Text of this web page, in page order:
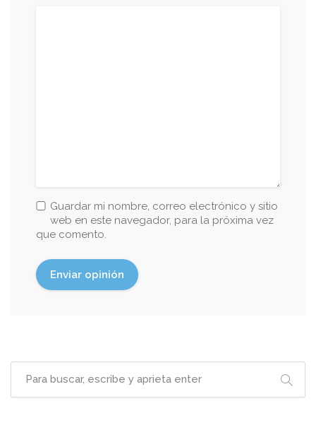
Guardar mi nombre, correo electrónico y sitio
web en este navegador, para la próxima vez
que comento.